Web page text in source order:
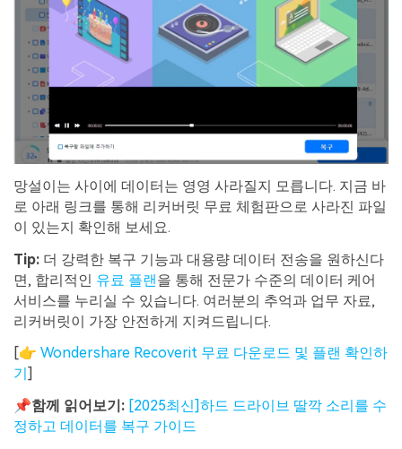
망설이는 사이에 데이터는 영영 사라질지 모릅니다. 지금 바
로 아래 링크를 통해 리커버릿 무료 체험판으로 사라진 파일
이 있는지 확인해 보세요.
Tip: 더 강력한 복구 기능과 대용량 데이터 전송을 원하신다
면, 합리적인 유료 플랜을 통해 전문가 수준의 데이터 케어
서비스를 누리실 수 있습니다. 여러분의 추억과 업무 자료,
리커버릿이 가장 안전하게 지켜드립니다.
[👉 Wondershare Recoverit 무료 다운로드 및 플랜 확인하
기 ]
📌함께 읽어보기: [2025최신]하드 드라이브 딸깍 소리를 수
정하고 데이터를 복구 가이드